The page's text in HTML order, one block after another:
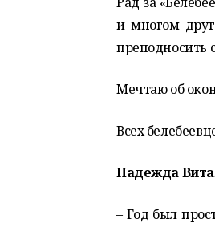
и многом
преподносить
Мечтаю об
Всех
Надежда
– Год был